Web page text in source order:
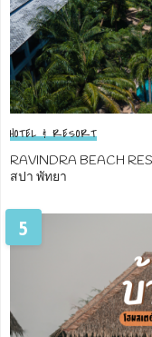
HOTEL & RESORT
RAVINDRA BEACH
สปา พัทยา
5